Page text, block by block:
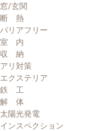
窓/玄関
断 熱
バリアフリー
室 内
収 納
アリ対策
エクステリア
鉄 工
解 体
太陽光発電
インスペクション